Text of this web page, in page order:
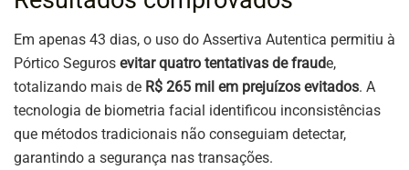
Em apenas 43 dias, o uso do Assertiva Autentica permitiu à
Pórtico Seguros evitar quatro tentativas de fraude,
totalizando mais de R$ 265 mil em prejuízos evitados. A
tecnologia de biometria facial identificou inconsistências
que métodos tradicionais não conseguiam detectar,
garantindo a segurança nas transações.